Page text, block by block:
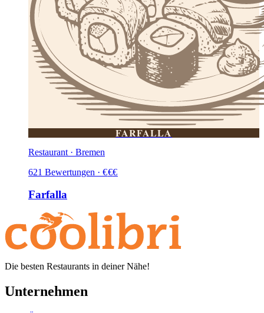
FARFALLA
Restaurant · Bremen
621 Bewertungen · €€€
Farfalla
Die besten Restaurants in deiner Nähe!
Unternehmen